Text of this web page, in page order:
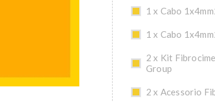
1 x Cabo
1 x Cabo
2 x Kit
Group
2 x Acessorio